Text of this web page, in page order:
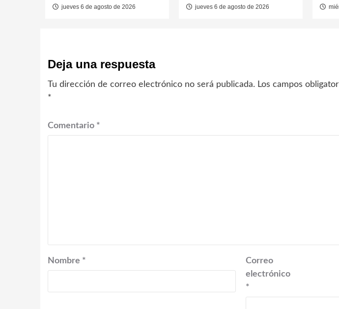
jueves 6 de agosto de 2026 jueves 6 de agosto de 2026
Deja una respuesta
Tu dirección de correo electrónico no será publicada. Los campos
*
Comentario *
Nombre *
Correo
electrónico
*